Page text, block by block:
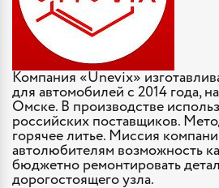
Компания «Unevix»
для автомобилей с 2014 года,
Омске. В производстве
российских поставщиков.
горячее литье. Миссия
автолюбителям возможность
бюджетно ремонтировать
дорогостоящего узла.